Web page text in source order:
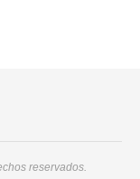
reservados.